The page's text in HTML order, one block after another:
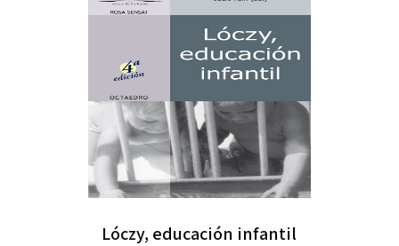
Lóczy, educación infantil